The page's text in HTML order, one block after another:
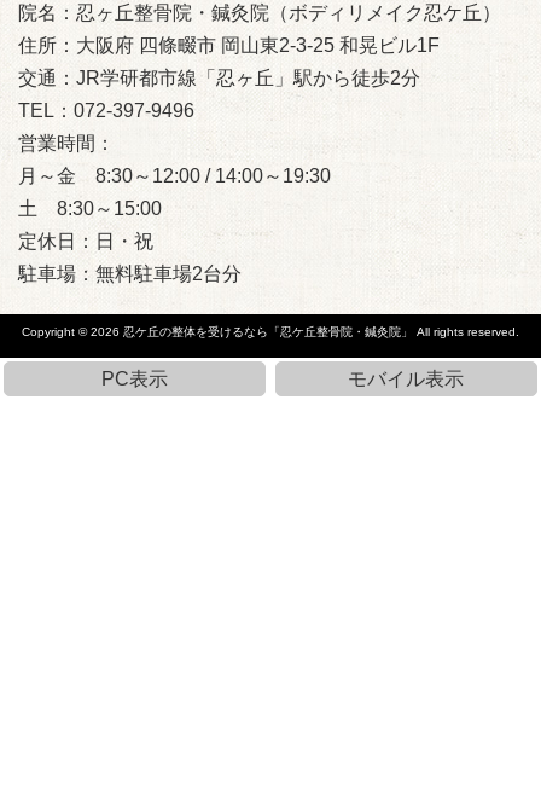
院名：忍ヶ丘整骨院・鍼灸院（ボディリメイク忍ケ丘）
住所：大阪府 四條畷市 岡山東2-3-25 和晃ビル1F
交通：JR学研都市線「忍ヶ丘」駅から徒歩2分
TEL：072-397-9496
営業時間：
月～金 8:30～12:00 / 14:00～19:30
土 8:30～15:00
定休日：日・祝
駐車場：無料駐車場2台分
Copyright © 2026 忍ケ丘の整体を受けるなら「忍ケ丘整骨院・鍼灸院」 All rights reserved.
PC表示 モバイル表示